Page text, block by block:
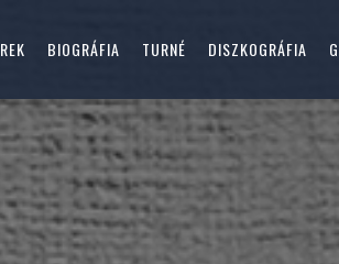
BIOGRÁFIA TURNÉ DISZKOGRÁFIA